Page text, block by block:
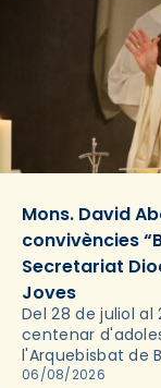
Mons. David
convivències
Secretariat
Joves
Del 28 de juliol
centenar
l'Arquebisbat de
les convivències
06/08/2026